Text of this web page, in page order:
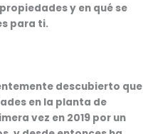
y en qué se
para ti.
descubierto que
en la planta de
vez en 2019 por un